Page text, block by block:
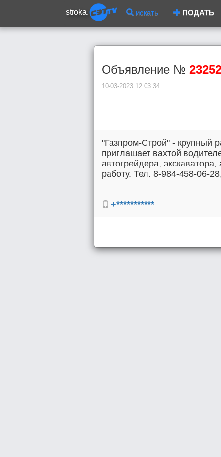
stroka. искать ПОДАТЬ
Объявление № 23252
10-03-2023 12:03:34
"Газпром-Строй" - крупный
приглашает вахтой
автогрейдера,
работу. Тел. 8-984-458-06-
+***********